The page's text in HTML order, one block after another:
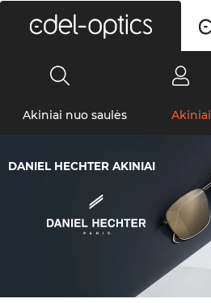
Akiniai nuo saulės Akiniai
DANIEL HECHTER AKINIAI